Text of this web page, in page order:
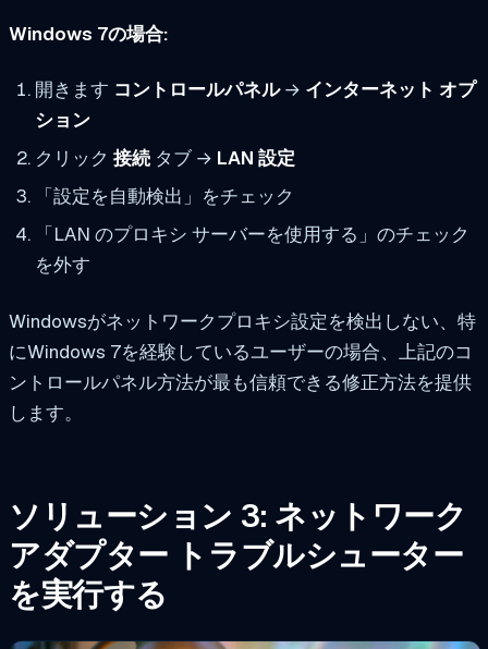
Windows 7の場合:
開きます コントロールパネル→ インターネット オプ
ション
クリック 接続タブ → LAN 設定
「設定を自動検出」をチェック
「LAN のプロキシ サーバーを使用する」のチェック
を外す
Windowsがネットワークプロキシ設定を検出しない、特
にWindows 7を経験しているユーザーの場合、上記のコ
ントロールパネル方法が最も信頼できる修正方法を提供
します。
ソリューション 3: ネットワーク
アダプター トラブルシューター
を実行する